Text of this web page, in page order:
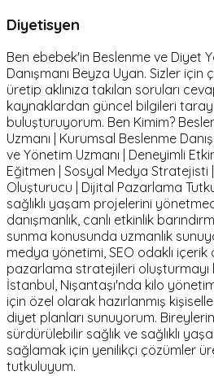
Diyetisyen
Ben ebebek'in Beslenme ve Diyet
Danışmanı Beyza Uyan. Sizler
üretip aklınıza takılan soruları
kaynaklardan güncel bilgileri
buluşturuyorum. Ben Kimim?
Uzmanı | Kurumsal Beslenme
ve Yönetim Uzmanı | Deneyimli
Eğitmen | Sosyal Medya Stratejisti
Oluşturucu | Dijital Pazarlama
sağlıklı yaşam projelerini
danışmanlık, canlı etkinlik
sunma konusunda uzmanlık
medya yönetimi, SEO odaklı
pazarlama stratejileri oluşturmayı
İstanbul, Nişantaşı'nda kilo
için özel olarak hazırlanmış
diyet planları sunuyorum.
sürdürülebilir sağlık ve sağlıklı
sağlamak için yenilikçi çözümler
tutkuluyum.